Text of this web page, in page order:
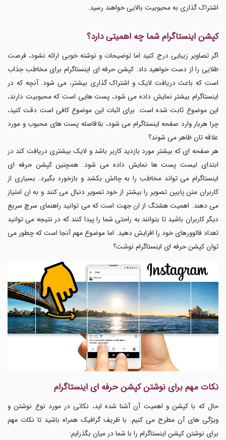
اشتراک گذاری به محبوبیت بالایی خواهند رسید.
کپشن اینستاگرام شما چه اهمیتی دارد؟
اگر تصاویر زیبایی درج کنید اما توضیحات و نوشته خوبی ارائه نشود، فرصت
طلایی را از دست خواهید داد. کپشن حرفه ای اینستاگرام برای مخاطب جذاب
است که باعث دریافت لایک و اشتراک گذاری بیشتر، می شود. آنچه که در
اینستاگرام بیشتر نمایش داده می شود، پست هایی است که محبوبیت دارند،
این موضوع ثابت شده است. برای اثبات این موضوع کافی است دقت کنید،
چرا هربار وارد صفحه اینستاگرام می شود، بلافاصله پست های محبوب و مورد
علاقه تان ظاهر می شوند؟
هر صفحه ای که بیشتر مورد بازدید کاربر باشد و لایک بیشتری دریافت کند در
ابتدای لیست پست ها نمایش داده می شود. همچنین کپشن حرفه ای
اینستاگرام می تواند مخاطب را به چالش بکشد و بازخورد بگیرد. بسیاری از
کاربران متن پایین تصویر را بیشتر از خود تصویر دنبال می کنند و به ان امتیاز
می دهند. اهمیت هشتگ از ان جهت است که می توانید راهنمای سرچ سریع
دیگر کاربران باشید تا بتوانند به راحتی شما را پیدا کنند که در نتیجه می توانید
تعداد فالوورهای خود را افزایش دهید. اما موضوع مهم آنجا است که چطور می
توان کپشن حرفه ای اینستاگرام نوشت؟
نکات مهم برای نوشتنکپشن حرفه ای اینستاگرام
حال که با کپشن و اهمیت آن آشنا شده اید، نکاتی در مورد نوع نوشتن و
ویژگی های آن مطرح می کنیم. با ظریف گرافیک همراه باشید تا نکات مهم
برای نوشتن کپشن اینستاگرام را با شما در میان بگذرایم: